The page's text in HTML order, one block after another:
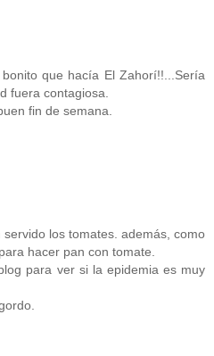
que hacía El Zahorí!!...Sería
fuera contagiosa.
fin de semana.
los tomates. además, como
hacer pan con tomate.
para ver si la epidemia es muy